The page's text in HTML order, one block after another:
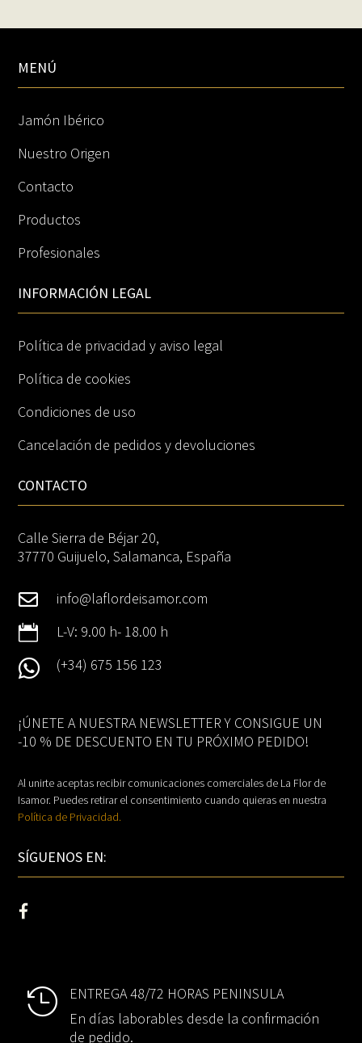
MENÚ
Jamón Ibérico
Nuestro Origen
Contacto
Productos
Profesionales
INFORMACIÓN LEGAL
Política de privacidad y aviso legal
Política de cookies
Condiciones de uso
Cancelación de pedidos y devoluciones
CONTACTO
Calle Sierra de Béjar 20,
37770 Guijuelo, Salamanca, España
 info@laflordeisamor.com
 L-V: 9.00 h- 18.00 h
 (+34) 675 156 123
¡ÚNETE A NUESTRA NEWSLETTER Y CONSIGUE UN
-10 % DE DESCUENTO EN TU PRÓXIMO PEDIDO!
Al unirte aceptas recibir comunicaciones comerciales de La Flor de
Isamor. Puedes retirar el consentimiento cuando quieras en nuestra
Política de Privacidad.
SÍGUENOS EN:

ENTREGA 48/72 HORAS PENINSULA
En días laborables desde la confirmación
de pedido.